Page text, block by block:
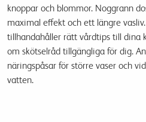
knoppar och blommor. Noggrann
maximal effekt och ett längre
tillhandahåller rätt vårdtips till dina
om skötselråd tillgängliga för dig.
näringspåsar för större vaser och
vatten.